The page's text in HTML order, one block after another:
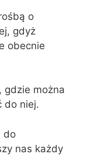
o
gdyż
obecnie
gdzie można
do niej.
do
nas każdy